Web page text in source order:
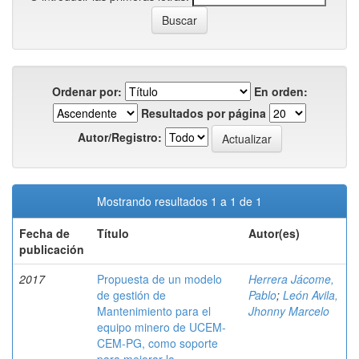
Ordenar por:
En orden:
Resultados por página
Autor/Registro:
Mostrando resultados 1 a 1 de 1
Fecha de
publicación
Título Autor(es)
2017
Propuesta de un modelo
de gestión de
Mantenimiento para el
equipo minero de UCEM-
CEM-PG, como soporte
Herrera Jácome,
Pablo; León Avila,
Jhonny Marcelo